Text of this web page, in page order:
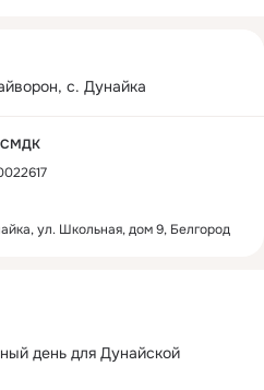
день для Дунайской
с. Дунайка
СМДК
ул. Школьная, дом 9, Белгород